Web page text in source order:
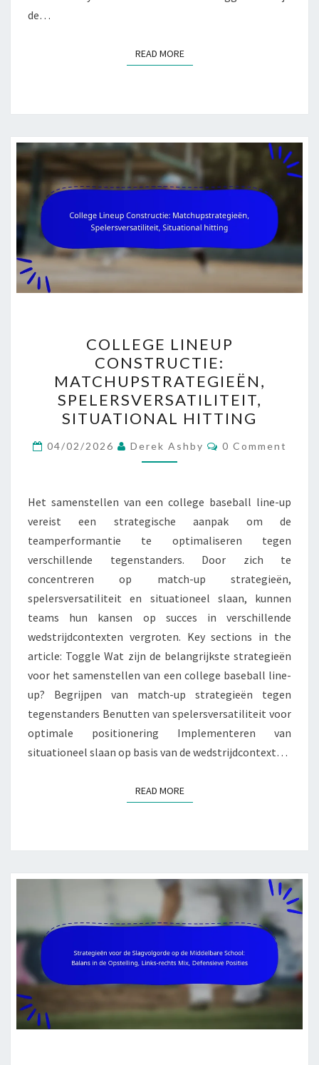
de…
READ MOREREAD MORE
LINEUP
CONSTRUCTIE:
MATCHUPSTRATEGIEËN,
SPELERSVERSATILITEIT,
SITUATIONAL
HITTING
COLLEGE LINEUP
CONSTRUCTIE:
MATCHUPSTRATEGIEËN,
SPELERSVERSATILITEIT,
SITUATIONAL HITTING
04/02/2026 Derek Ashby Comments
0 Comment
Het samenstellen van een college baseball line-up
vereist een strategische aanpak om de
teamperformantie te optimaliseren tegen
verschillende tegenstanders. Door zich te
concentreren op match-up strategieën,
spelersversatiliteit en situationeel slaan, kunnen
teams hun kansen op succes in verschillende
wedstrijdcontexten vergroten. Key sections in the
article: Toggle Wat zijn de belangrijkste strategieën
voor het samenstellen van een college baseball line-
up? Begrijpen van match-up strategieën tegen
tegenstanders Benutten van spelersversatiliteit voor
optimale positionering Implementeren van
situationeel slaan op basis van de wedstrijdcontext…
READ MOREREAD MORE